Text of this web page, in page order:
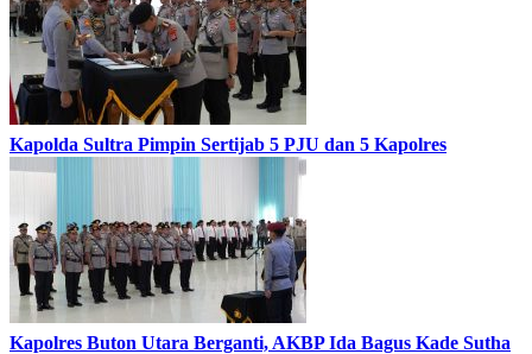
Kapolda Sultra Pimpin Sertijab 5 PJU dan 5 Kapolres
Kapolres Buton Utara Berganti, AKBP Ida Bagus Kade Sutha